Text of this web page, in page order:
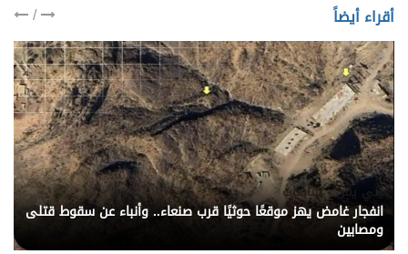
أقراء أيضاً /
يني يمن - متابعات
انفجار غامض يهز موقعًا حوثيًا قرب صنعاء.. وأنباء عن سقوط قتلى
ومصابين